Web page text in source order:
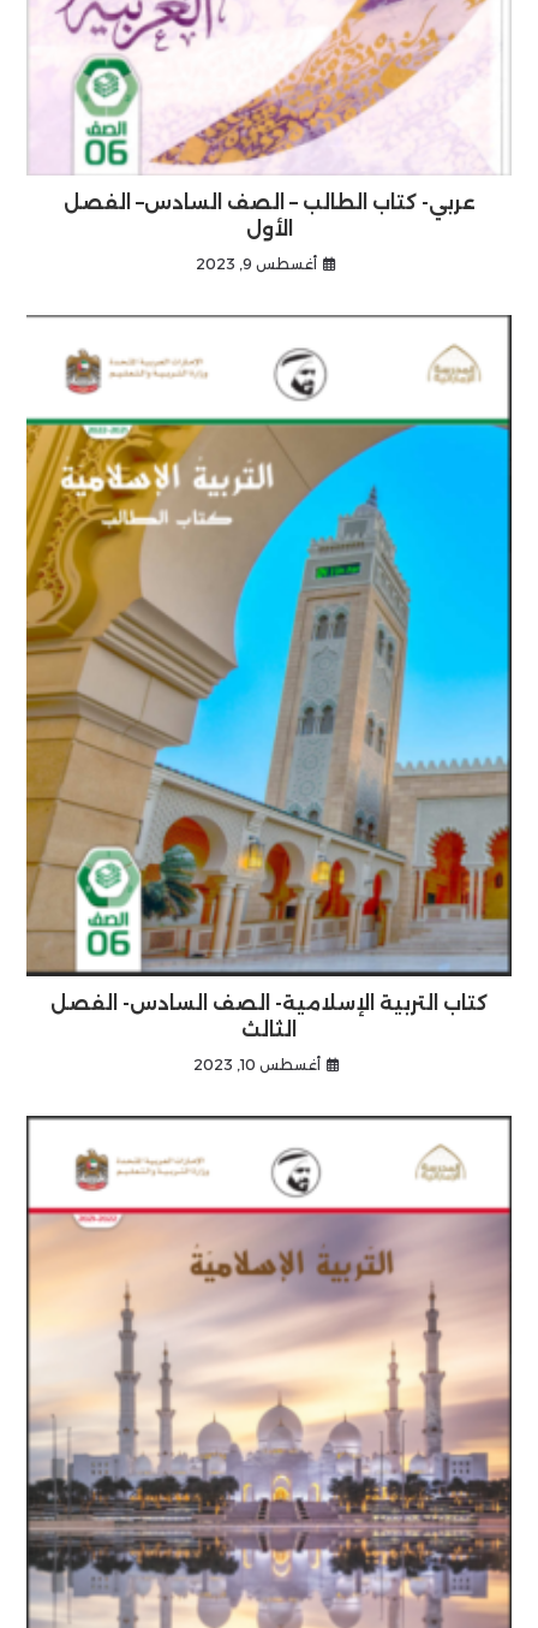
عربي- كتاب الطالب – الصف السادس– الفصل
الأول
أغسطس 9, 2023
كتاب التربية الإسلامية- الصف السادس- الفصل
الثالث
أغسطس 10, 2023